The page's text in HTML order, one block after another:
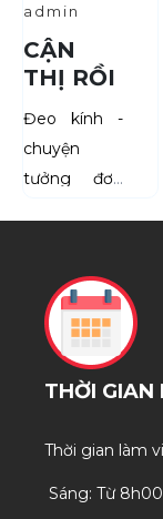
admin
CẬN
THỊ RỒI
ĐEO
KÍNH
MỌI
LÚC?
THẬT
GÂY
SỐC!
Đeo kính -
chuyện
tưởng đơn
hoang
mang. Có
người nghĩ
đeo kính
mắt “lười”,
nhanh. Có
THỜI GIAN
Thời gian làm
Sáng: Từ